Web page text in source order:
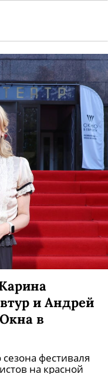
и Андрей
в
фестиваля
на красной